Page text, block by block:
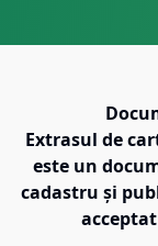
Extrasul de
este un
cadastru și